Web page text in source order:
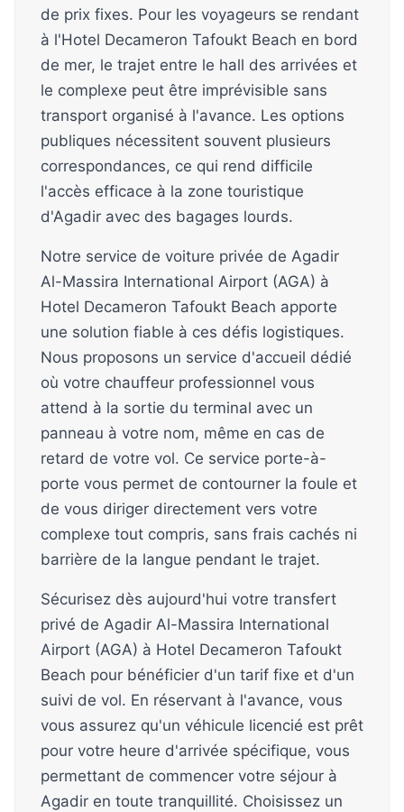
de prix fixes. Pour les voyageurs se rendant
à l'Hotel Decameron Tafoukt Beach en bord
de mer, le trajet entre le hall des arrivées et
le complexe peut être imprévisible sans
transport organisé à l'avance. Les options
publiques nécessitent souvent plusieurs
correspondances, ce qui rend difficile
l'accès efficace à la zone touristique
d'Agadir avec des bagages lourds.
Notre service de voiture privée de Agadir
Al-Massira International Airport (AGA) à
Hotel Decameron Tafoukt Beach apporte
une solution fiable à ces défis logistiques.
Nous proposons un service d'accueil dédié
où votre chauffeur professionnel vous
attend à la sortie du terminal avec un
panneau à votre nom, même en cas de
retard de votre vol. Ce service porte-à-
porte vous permet de contourner la foule et
de vous diriger directement vers votre
complexe tout compris, sans frais cachés ni
barrière de la langue pendant le trajet.
Sécurisez dès aujourd'hui votre transfert
privé de Agadir Al-Massira International
Airport (AGA) à Hotel Decameron Tafoukt
Beach pour bénéficier d'un tarif fixe et d'un
suivi de vol. En réservant à l'avance, vous
vous assurez qu'un véhicule licencié est prêt
pour votre heure d'arrivée spécifique, vous
permettant de commencer votre séjour à
Agadir en toute tranquillité. Choisissez un